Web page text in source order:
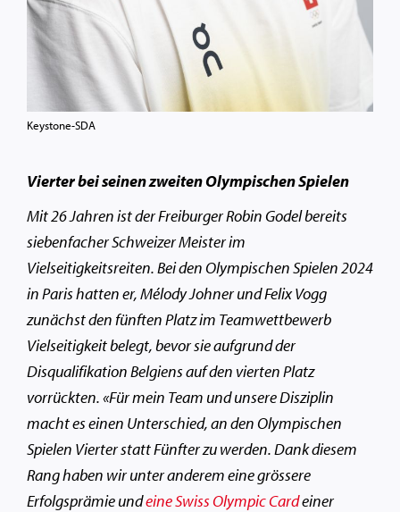
Keystone-SDA
Vierter bei seinen zweiten Olympischen Spielen
Mit 26 Jahren ist der Freiburger Robin Godel bereits
siebenfacher Schweizer Meister im
Vielseitigkeitsreiten. Bei den Olympischen Spielen 2024
in Paris hatten er, Mélody Johner und Felix Vogg
zunächst den fünften Platz im Teamwettbewerb
Vielseitigkeit belegt, bevor sie aufgrund der
Disqualifikation Belgiens auf den vierten Platz
vorrückten. «Für mein Team und unsere Disziplin
macht es einen Unterschied, an den Olympischen
Spielen Vierter statt Fünfter zu werden. Dank diesem
Rang haben wir unter anderem eine grössere
Erfolgsprämie undeineSwiss Olympic Cardeiner